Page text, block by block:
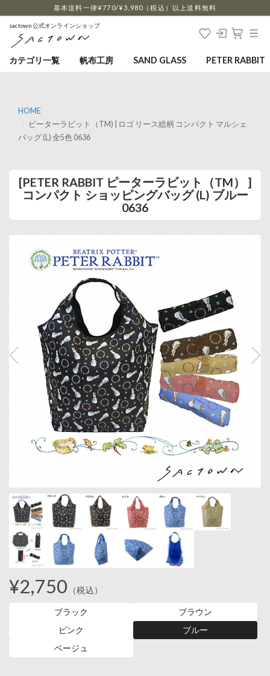
基本送料一律¥770/¥3,980（税込）以上送料無料
sactown公式オンラインショップ
カテゴリ一覧 帆布工房 SAND GLASS PETER RABBIT
HOME
ピーターラビット（TM) | ロゴ リース総柄 コンパクト マルシェ
バッグ (L) 全5色 0636
[PETER RABBIT ピーターラビット（TM） ]
コンパクト ショッピングバッグ (L) ブルー
0636
¥2,750 （税込）
ブラック
ブラウン
ピンク
ブルー
ベージュ